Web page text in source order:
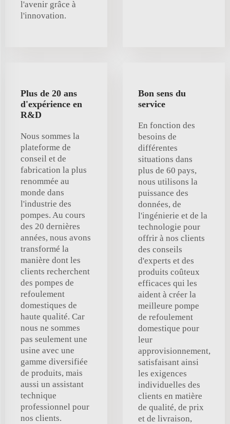
l'avenir grâce à
l'innovation.
Plus de 20 ans
d'expérience en
R&D
Nous sommes la
plateforme de
conseil et de
fabrication la plus
renommée au
monde dans
l'industrie des
pompes. Au cours
des 20 dernières
années, nous avons
transformé la
manière dont les
clients recherchent
des pompes de
refoulement
domestiques de
haute qualité. Car
nous ne sommes
pas seulement une
usine avec une
gamme diversifiée
de produits, mais
aussi un assistant
technique
professionnel pour
nos clients.
Bon sens du
service
En fonction des
besoins de
différentes
situations dans
plus de 60 pays,
nous utilisons la
puissance des
données, de
l'ingénierie et de la
technologie pour
offrir à nos clients
des conseils
d'experts et des
produits coûteux
efficaces qui les
aident à créer la
meilleure pompe
de refoulement
domestique pour
leur
approvisionnement,
satisfaisant ainsi
les exigences
individuelles des
clients en matière
de qualité, de prix
et de livraison,